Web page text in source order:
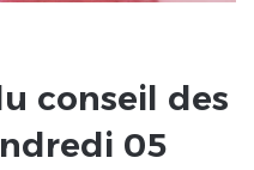
conseil des
05